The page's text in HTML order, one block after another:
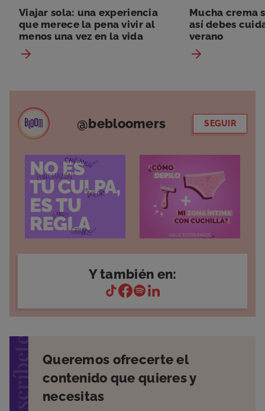
Viajar sola: una experiencia
que merece la pena vivir al
menos una vez en la vida
Mucha crema
así debes
verano
@bebloomers SEGUIR
Y también en:
Queremos ofrecerte el
contenido que quieres y
necesitas